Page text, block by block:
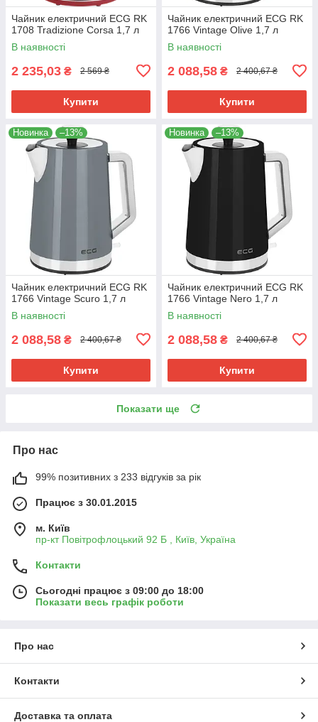
Чайник електричний ECG RK
1708 Tradizione Corsa 1,7 л
В наявності
2 235,03 ₴ 2 569 ₴
Купити
Чайник електричний ECG RK
1766 Vintage Olive 1,7 л
В наявності
2 088,58 ₴ 2 400,67 ₴
Купити
Новинка –13%
Чайник електричний ECG RK
1766 Vintage Scuro 1,7 л
В наявності
2 088,58 ₴ 2 400,67 ₴
Купити
Новинка –13%
Чайник електричний ECG RK
1766 Vintage Nero 1,7 л
В наявності
2 088,58 ₴ 2 400,67 ₴
Купити
Показати ще
Про нас
99% позитивних з 233 відгуків за рік
Працює з 30.01.2015
м. Київ
пр-кт Повітрофлоцький 92 Б , Київ, Україна
Контакти
Сьогодні працює з 09:00 до 18:00
Показати весь графік роботи
Про нас
Контакти
Доставка та оплата